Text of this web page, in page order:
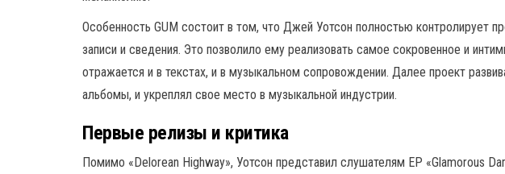
Особенность GUM состоит в том, что Джей Уотсон полностью контролирует
записи и сведения. Это позволило ему реализовать самое сокровенное и
отражается и в текстах, и в музыкальном сопровождении. Далее проект
альбомы, и укреплял свое место в музыкальной индустрии.
Первые релизы и критика
Помимо «Delorean Highway», Уотсон представил слушателям EP «Glamorous